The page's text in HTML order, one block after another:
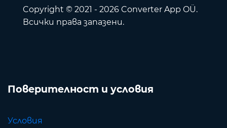
Copyright © 2021 - 2026 Converter App OÜ.
Всички права запазени.
Поверителност и условия
Условия